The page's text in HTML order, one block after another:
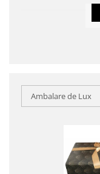
Ambalare de Lux